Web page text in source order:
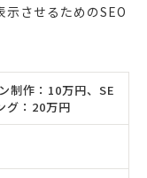
させるためのSEO
制作：10万円、SE
グ：20万円